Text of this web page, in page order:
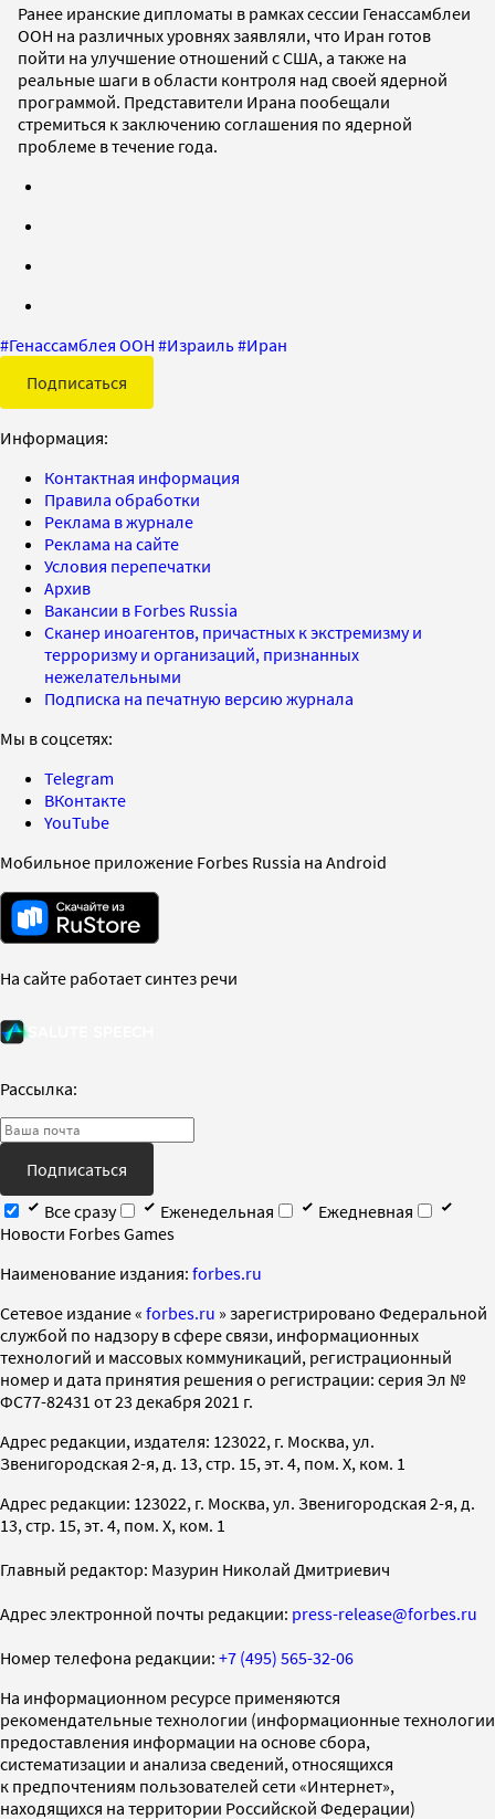
Ранее иранские дипломаты в рамках сессии Генассамблеи
ООН на различных уровнях заявляли, что Иран готов
пойти на улучшение отношений с США, а также на
реальные шаги в области контроля над своей ядерной
программой. Представители Ирана пообещали
стремиться к заключению соглашения по ядерной
проблеме в течение года.
#Генассамблея ООН #Израиль#Иран
Подписаться
Информация:
Контактная информация
Правила обработки
Реклама в журнале
Реклама на сайте
Условия перепечатки
Архив
Вакансии в Forbes Russia
Сканер иноагентов, причастных к экстремизму и
терроризму и организаций, признанных
нежелательными
Подписка на печатную версию журнала
Мы в соцсетях:
Telegram
ВКонтакте
YouTube
Мобильное приложение Forbes Russia на Android
На сайте работает синтез речи
Рассылка:
Подписаться
Все сразу
Еженедельная
Ежедневная
Новости Forbes Games
Наименование издания: forbes.ru
Cетевое издание « forbes.ru » зарегистрировано Федеральной
службой по надзору в сфере связи, информационных
технологий и массовых коммуникаций, регистрационный
номер и дата принятия решения о регистрации: серия Эл №
ФС77-82431 от 23 декабря 2021 г.
Адрес редакции, издателя: 123022, г. Москва, ул.
Звенигородская 2-я, д. 13, стр. 15, эт. 4, пом. X, ком. 1
Адрес редакции: 123022, г. Москва, ул. Звенигородская 2-я, д.
13, стр. 15, эт. 4, пом. X, ком. 1
Главный редактор: Мазурин Николай Дмитриевич
Адрес электронной почты редакции: press-release@forbes.ru
Номер телефона редакции: +7 (495) 565-32-06
На информационном ресурсе применяются
рекомендательные технологии (информационные технологии
предоставления информации на основе сбора,
систематизации и анализа сведений, относящихся
к предпочтениям пользователей сети «Интернет»,
находящихся на территории Российской Федерации)